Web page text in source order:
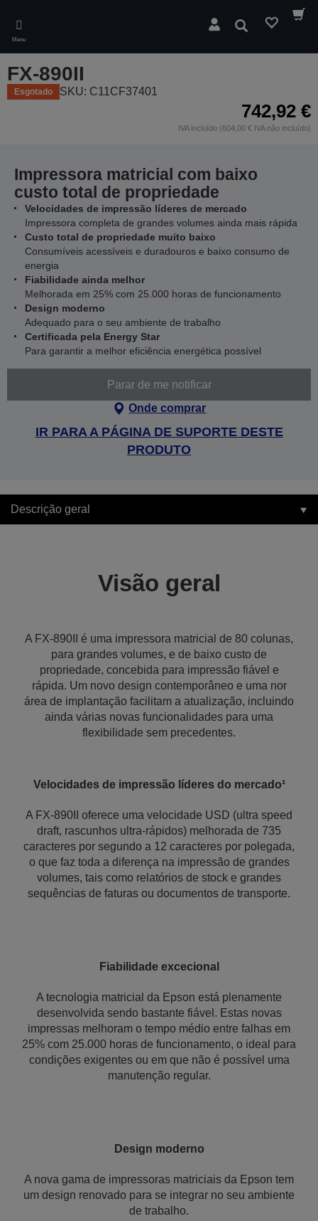
main
content
Menu
Pesquisar
FX-890II
Esgotado SKU: C11CF37401
742,92 €
IVA incluído (604,00 € IVA não incluído)
Impressora matricial com baixo
custo total de propriedade
Velocidades de impressão líderes de mercado
Impressora completa de grandes volumes ainda mais rápida
Custo total de propriedade muito baixo
Consumíveis acessíveis e duradouros e baixo consumo de
energia
Fiabilidade ainda melhor
Melhorada em 25% com 25.000 horas de funcionamento
Design moderno
Adequado para o seu ambiente de trabalho
Certificada pela Energy Star
Para garantir a melhor eficiência energética possível
Parar de me notificar
Onde comprar
IR PARA A PÁGINA DE SUPORTE DESTE
PRODUTO
Descrição geral
Visão geral
A FX-890II é uma impressora matricial de 80 colunas,
para grandes volumes, e de baixo custo de
propriedade, concebida para impressão fiável e
rápida. Um novo design contemporâneo e uma nor
área de implantação facilitam a atualização, incluindo
ainda várias novas funcionalidades para uma
flexibilidade sem precedentes.
Velocidades de impressão líderes do mercado¹
A FX-890II oferece uma velocidade USD (ultra speed
draft, rascunhos ultra-rápidos) melhorada de 735
caracteres por segundo a 12 caracteres por polegada,
o que faz toda a diferença na impressão de grandes
volumes, tais como relatórios de stock e grandes
sequências de faturas ou documentos de transporte.
Fiabilidade excecional
A tecnologia matricial da Epson está plenamente
desenvolvida sendo bastante fiável. Estas novas
impressas melhoram o tempo médio entre falhas em
25% com 25.000 horas de funcionamento, o ideal para
condições exigentes ou em que não é possível uma
manutenção regular.
Design moderno
A nova gama de impressoras matriciais da Epson tem
um design renovado para se integrar no seu ambiente
de trabalho.